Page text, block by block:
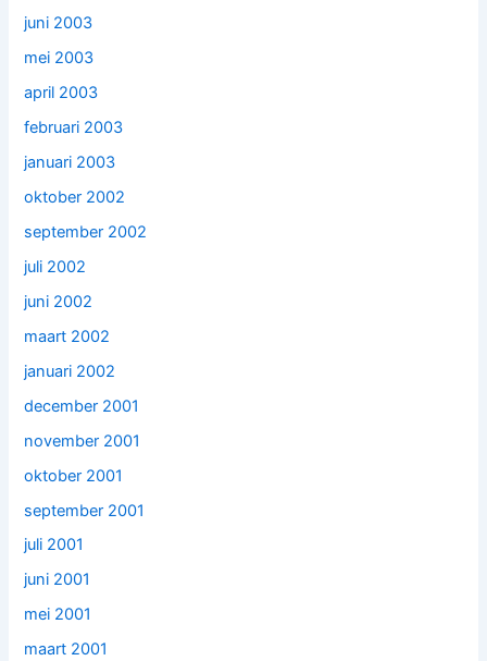
juni 2003
mei 2003
april 2003
februari 2003
januari 2003
oktober 2002
september 2002
juli 2002
juni 2002
maart 2002
januari 2002
december 2001
november 2001
oktober 2001
september 2001
juli 2001
juni 2001
mei 2001
maart 2001